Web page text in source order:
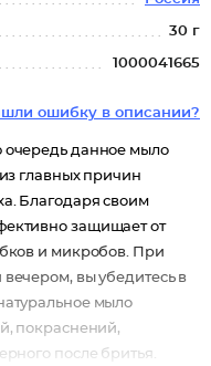
30 г
1000041665
ошибку в описании?
данное мыло
главных причин
Благодаря своим
защищает от
и микробов. При
вы убедитесь в
мыло
покраснений,
после бритья.